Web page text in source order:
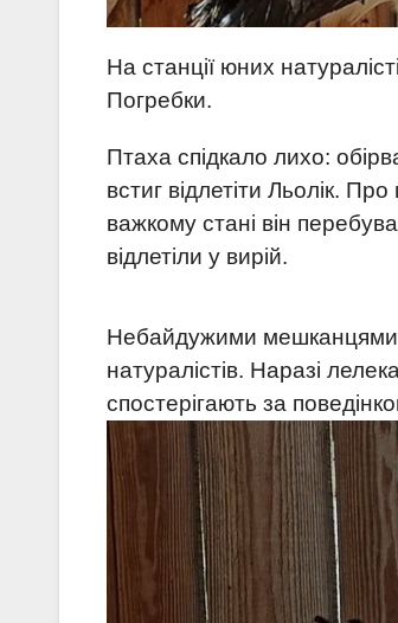
На станції юних
Погребки.
Птаха спідкало лихо:
встиг відлетіти Льолік.
важкому стані він
відлетіли у вирій.
Небайдужими мешканцями
натуралістів. Наразі
спостерігають за